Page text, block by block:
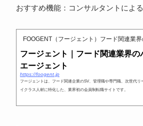
おすすめ機能：コンサルタントによ
FOOGENT（フージェント）フード関連業
フージェント｜フード関連業界の
エージェント
https://foogent.jp
フージェントは、フード関連企業のSV、管理職や専門職、次世代
イクラス人材に特化した、業界初の会員制転職サイトです。